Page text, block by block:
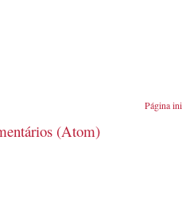
Página
(Atom)